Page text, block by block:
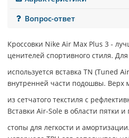
Вопрос-ответ
Кроссовки Nike Air Max Plus 3 -
ценителей спортивного стиля.
используется вставка ТN (Tuned
внутренней части подошвы. Верх
из сетчатого текстиля с
Вставки Air-Sole в области пятки
стопы для легкости и